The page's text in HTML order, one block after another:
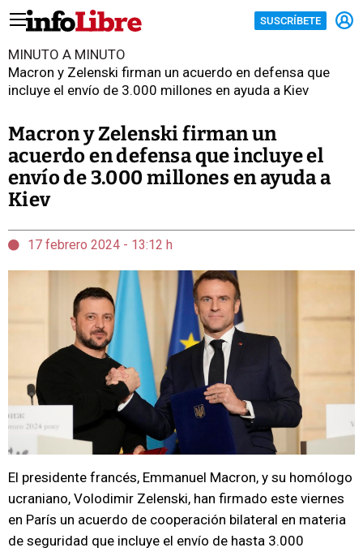
SUSCRÍBETE
MINUTO A MINUTO
Macron y Zelenski firman un acuerdo en defensa que
incluye el envío de 3.000 millones en ayuda a Kiev
Macron y Zelenski firman un
acuerdo en defensa que incluye el
envío de 3.000 millones en ayuda a
Kiev
17 febrero 2024 - 13:12 h
El presidente francés, Emmanuel Macron, y su homólogo
ucraniano, Volodimir Zelenski, han firmado este viernes
en París un acuerdo de cooperación bilateral en materia
de seguridad que incluye el envío de hasta 3.000